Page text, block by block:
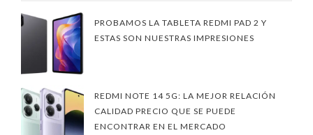
PROBAMOS LA TABLETA REDMI PAD 2 Y
ESTAS SON NUESTRAS IMPRESIONES
REDMI NOTE 14 5G: LA MEJOR RELACIÓN
CALIDAD PRECIO QUE SE PUEDE
ENCONTRAR EN EL MERCADO